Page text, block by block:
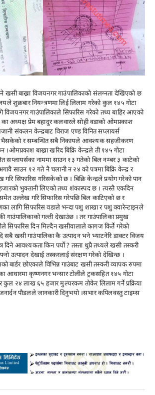
खसी बाख्रा विजयनगर गाउंपालिकाकाे संलग्नता देखिएकाे छ
शुक्रबार नियन्त्रणमा लिई लिलाम गरेकाे कुल १४५ गाेटा
विजयनगर गाउंपालिकाले सिफारिस गरेकाे तथ्य बाहिर आएकाे
का अध्यक्ष प्रेम बहादुर कलवारले साेही वडाकाे ओमप्रकाश
संकलन केन्द्रबाट विराज एण्ड विनित सप्लायर्स
भैसकेकाे र सम्बन्धित सबै निकायले आवश्यक सहजीकरण
।ओमप्रकाश बाख्रा खरिद बिक्रि केन्द्रले ती १४५ गाेटा
सप्लायर्सका नाममा साउन १३ गतेकाे बिल नम्बर ३ काटेकाे
साउन १२ गते नै चलानी न २४ काे पत्रमा बिक्रि केन्द्र र
सिफारिस गरिसकेकाे छ । बिक्रि केन्द्रले प्रयाेग गरेकाे पान
भुक्तानी लिएकाे तथ्य शंकास्पद छ । त्यस्तै एकदिन
उल्लेख गरि सिफारिस गरेपछि बिल काटिएकाे छ र
लागि सिफारिस वडाले भन्दा पशु शाखा र पशु क्वारेन्टाइनले
गाउंपालिकाकाे गल्ती देखाउंछ । तर गाउंपालिका प्रमुख
सिफारिस दिन मिल्दैन खसीवालाले कागज किर्ते गरेकाे
सबै खसी गाउंपालिका कै उत्पादन भने भ्याटनेरि डाक्टर विजय
दिने आवश्यकता किन पर्याे ? तस्ता थुप्रै तथ्यले खसी तस्करी
उत्पादन देखाई तस्करलाई संरक्षण गरेकाे देखिन्छ ।
बार्डर छाेएकाले विभिन्न गाउंबाट खसी तस्करी व्यापक रुपमा
आधारमा कृष्णनगर भन्सार टाेलीले ट्रकसहित १४५ गाेटा
कुल २४ लाख ६५ हजार मुल्यरकम ताेकेर लिलाम गर्ने प्रक्रिया
पाैडलले जानकारी दिनुभयाे ।सभार कपिलवस्तु टाइम्स